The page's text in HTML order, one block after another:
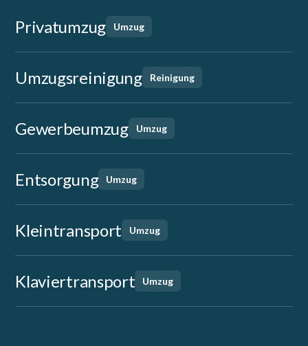
Privatumzug Umzug
Umzugsreinigung Reinigung
Gewerbeumzug Umzug
Entsorgung Umzug
Kleintransport Umzug
Klaviertransport Umzug